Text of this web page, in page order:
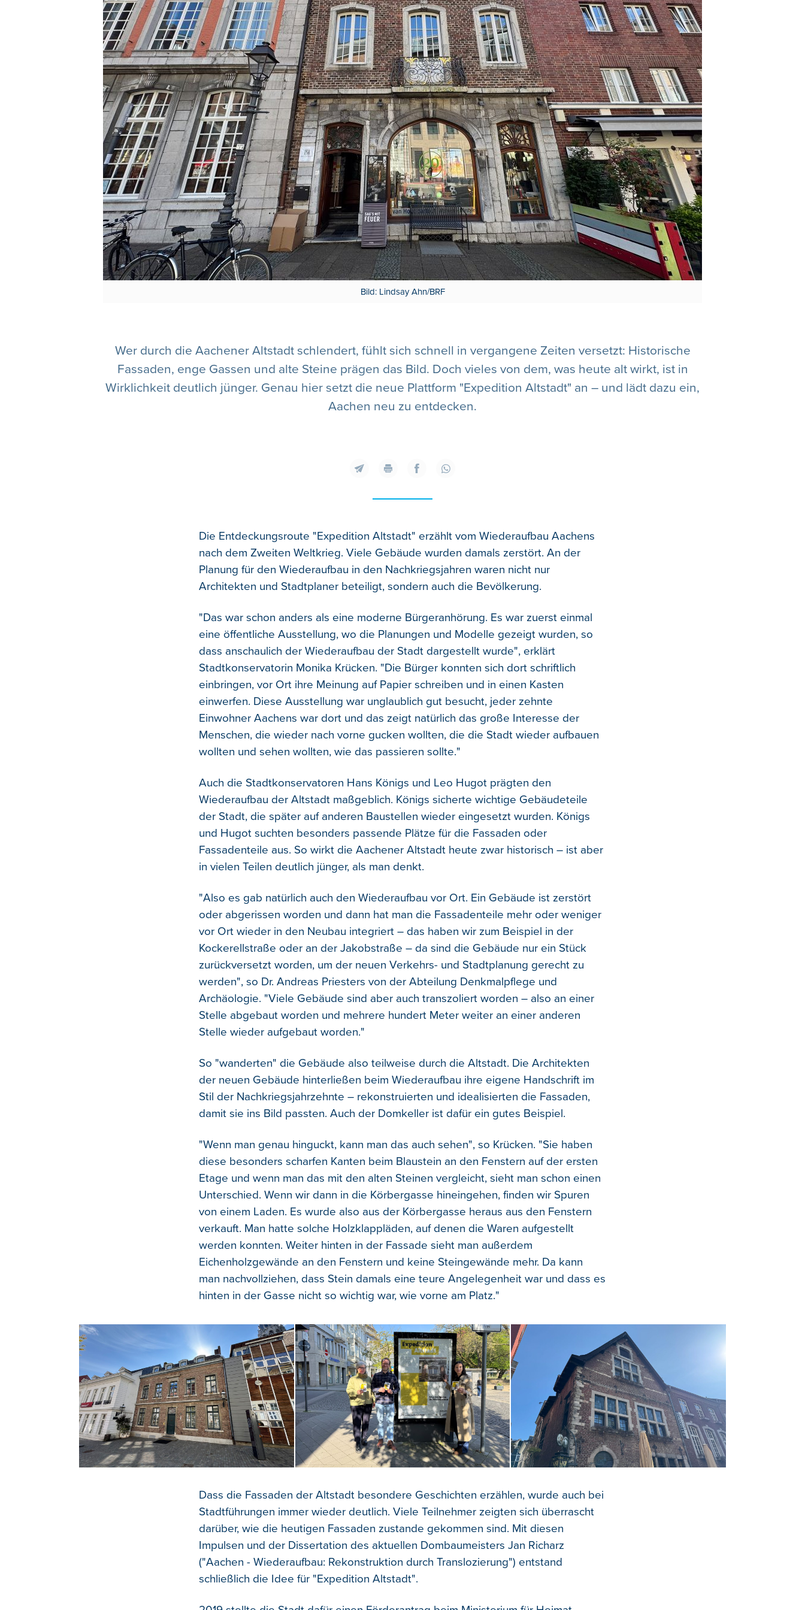
Bild: Lindsay Ahn/BRF
Wer durch die Aachener Altstadt schlendert, fühlt sich schnell in vergangene Zeiten versetzt: Historische
Fassaden, enge Gassen und alte Steine prägen das Bild. Doch vieles von dem, was heute alt wirkt, ist in
Wirklichkeit deutlich jünger. Genau hier setzt die neue Plattform "Expedition Altstadt" an – und lädt dazu ein,
Aachen neu zu entdecken.
Die Entdeckungsroute "Expedition Altstadt" erzählt vom Wiederaufbau Aachens
nach dem Zweiten Weltkrieg. Viele Gebäude wurden damals zerstört. An der
Planung für den Wiederaufbau in den Nachkriegsjahren waren nicht nur
Architekten und Stadtplaner beteiligt, sondern auch die Bevölkerung.
"Das war schon anders als eine moderne Bürgeranhörung. Es war zuerst einmal
eine öffentliche Ausstellung, wo die Planungen und Modelle gezeigt wurden, so
dass anschaulich der Wiederaufbau der Stadt dargestellt wurde", erklärt
Stadtkonservatorin Monika Krücken. "Die Bürger konnten sich dort schriftlich
einbringen, vor Ort ihre Meinung auf Papier schreiben und in einen Kasten
einwerfen. Diese Ausstellung war unglaublich gut besucht, jeder zehnte
Einwohner Aachens war dort und das zeigt natürlich das große Interesse der
Menschen, die wieder nach vorne gucken wollten, die die Stadt wieder aufbauen
wollten und sehen wollten, wie das passieren sollte."
Auch die Stadtkonservatoren Hans Königs und Leo Hugot prägten den
Wiederaufbau der Altstadt maßgeblich. Königs sicherte wichtige Gebäudeteile
der Stadt, die später auf anderen Baustellen wieder eingesetzt wurden. Königs
und Hugot suchten besonders passende Plätze für die Fassaden oder
Fassadenteile aus. So wirkt die Aachener Altstadt heute zwar historisch – ist aber
in vielen Teilen deutlich jünger, als man denkt.
"Also es gab natürlich auch den Wiederaufbau vor Ort. Ein Gebäude ist zerstört
oder abgerissen worden und dann hat man die Fassadenteile mehr oder weniger
vor Ort wieder in den Neubau integriert – das haben wir zum Beispiel in der
Kockerellstraße oder an der Jakobstraße – da sind die Gebäude nur ein Stück
zurückversetzt worden, um der neuen Verkehrs- und Stadtplanung gerecht zu
werden", so Dr. Andreas Priesters von der Abteilung Denkmalpflege und
Archäologie. "Viele Gebäude sind aber auch transzoliert worden – also an einer
Stelle abgebaut worden und mehrere hundert Meter weiter an einer anderen
Stelle wieder aufgebaut worden."
So "wanderten" die Gebäude also teilweise durch die Altstadt. Die Architekten
der neuen Gebäude hinterließen beim Wiederaufbau ihre eigene Handschrift im
Stil der Nachkriegsjahrzehnte – rekonstruierten und idealisierten die Fassaden,
damit sie ins Bild passten. Auch der Domkeller ist dafür ein gutes Beispiel.
"Wenn man genau hinguckt, kann man das auch sehen", so Krücken. "Sie haben
diese besonders scharfen Kanten beim Blaustein an den Fenstern auf der ersten
Etage und wenn man das mit den alten Steinen vergleicht, sieht man schon einen
Unterschied. Wenn wir dann in die Körbergasse hineingehen, finden wir Spuren
von einem Laden. Es wurde also aus der Körbergasse heraus aus den Fenstern
verkauft. Man hatte solche Holzklappläden, auf denen die Waren aufgestellt
werden konnten. Weiter hinten in der Fassade sieht man außerdem
Eichenholzgewände an den Fenstern und keine Steingewände mehr. Da kann
man nachvollziehen, dass Stein damals eine teure Angelegenheit war und dass es
hinten in der Gasse nicht so wichtig war, wie vorne am Platz."
Dass die Fassaden der Altstadt besondere Geschichten erzählen, wurde auch bei
Stadtführungen immer wieder deutlich. Viele Teilnehmer zeigten sich überrascht
darüber, wie die heutigen Fassaden zustande gekommen sind. Mit diesen
Impulsen und der Dissertation des aktuellen Dombaumeisters Jan Richarz
("Aachen - Wiederaufbau: Rekonstruktion durch Translozierung") entstand
schließlich die Idee für "Expedition Altstadt".